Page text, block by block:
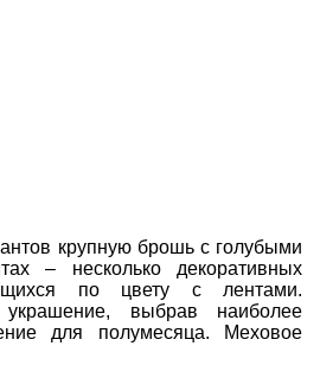
крупную брошь с голубыми
– несколько декоративных
по цвету с лентами.
украшение, выбрав наиболее
для полумесяца. Меховое